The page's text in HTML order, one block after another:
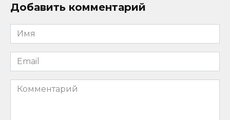
Добавить комментарий
Имя
*
Email
*
Комментарий